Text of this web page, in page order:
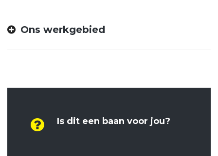
Ons werkgebied
Is dit een baan voor jou?